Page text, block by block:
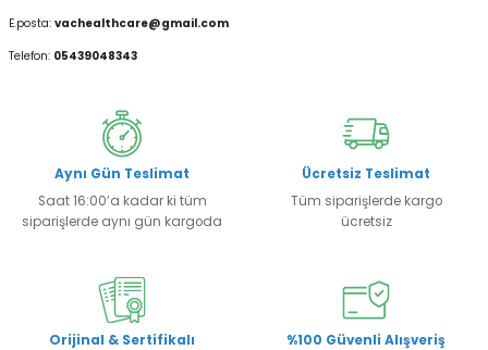
E.posta: vachealthcare@gmail.com
Telefon: 05439048343
Aynı Gün Teslimat
Saat 16:00’a kadar ki tüm
siparişlerde aynı gün kargoda
Ücretsiz Teslimat
Tüm siparişlerde kargo
ücretsiz
Orijinal & Sertifikalı
%100 Güvenli Alışveriş